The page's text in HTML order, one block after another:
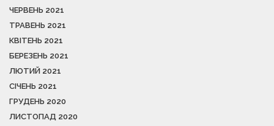
ЧЕРВЕНЬ 2021
ТРАВЕНЬ 2021
КВІТЕНЬ 2021
БЕРЕЗЕНЬ 2021
ЛЮТИЙ 2021
СІЧЕНЬ 2021
ГРУДЕНЬ 2020
ЛИСТОПАД 2020